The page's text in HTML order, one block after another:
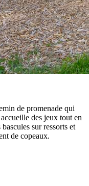
de promenade qui
des jeux tout en
sur ressorts et
de copeaux.